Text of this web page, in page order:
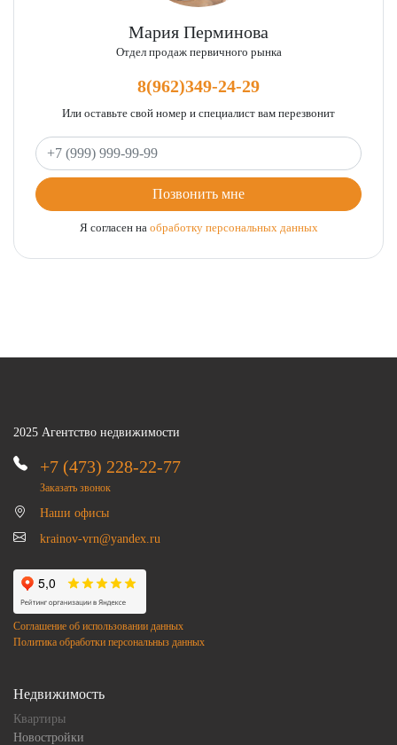
Мария Перминова
Отдел продаж первичного рынка
8(962)349-24-29
Или оставьте свой номер и специалист вам перезвонит
Позвонить мне
Я согласен на обработку персональных данных
2025 Агентство недвижимости
+7 (473) 228-22-77
Заказать звонок
Наши офисы
krainov-vrn@yandex.ru
Соглашение об использовании данных
Политика обработки персональныз данных
Недвижимость
Квартиры
Новостройки